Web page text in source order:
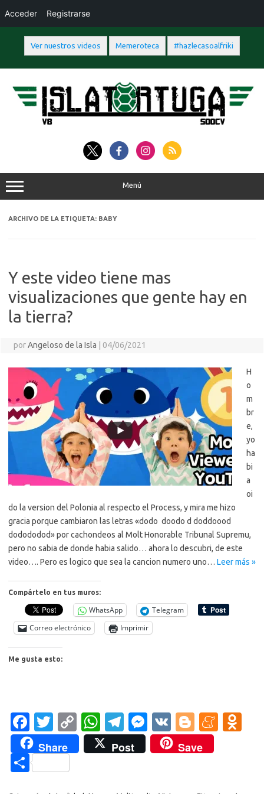
Ver nuestros videos Memeroteca #hazlecasoalfriki
Acceder Registrarse
contenido
Menú
ARCHIVO DE LA ETIQUETA: BABY
Y este video tiene mas
visualizaciones que gente hay en
la tierra?
porAngeloso de la Isla 04/06/2021
H
o
m
br
e,
yo
ha
bi
a
oi
do la version del Polonia al respecto el Process, y mira me hizo
gracia porque cambiaron las letras «dodo doodo d doddoood
dodododod» por cachondeos al Molt Honorable Tribunal Supremu,
pero no sabia de donde habia salido… ahora lo descubri, de este
video…. Pero es logico que sea la cancion numero uno… Leer más »
Compártelo en tus muros:
WhatsApp
Telegram
Correo electrónico
Imprimir
Me gusta esto:
Fa
c
e
b
T
w
it
te
C
o
p
W
h
at
T
el
e
M
es
se
V
K
Bl
o
g
M
Share Post Save
C